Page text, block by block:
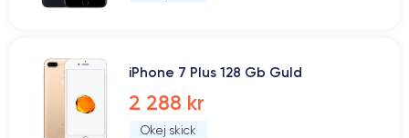
iPhone 7 Plus 128 Gb Guld
2 288 kr
Okej skick